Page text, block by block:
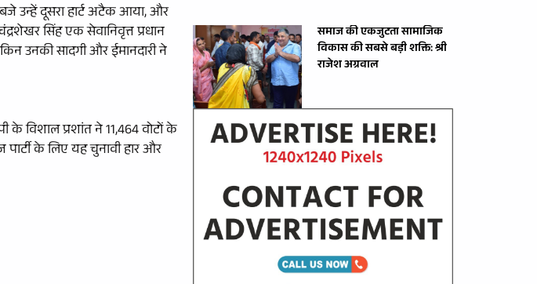
बजे उन्हें दूसरा हार्ट अटैक आया, और
सिंह एक सेवानिवृत्त प्रधान
उनकी सादगी और ईमानदारी ने
के विशाल प्रशांत ने 11,464 वोटों के
के लिए यह चुनावी हार और
समाज की एकजुटता सामाजिक
विकास की सबसे बड़ी शक्ति: श्री
राजेश अग्रवाल